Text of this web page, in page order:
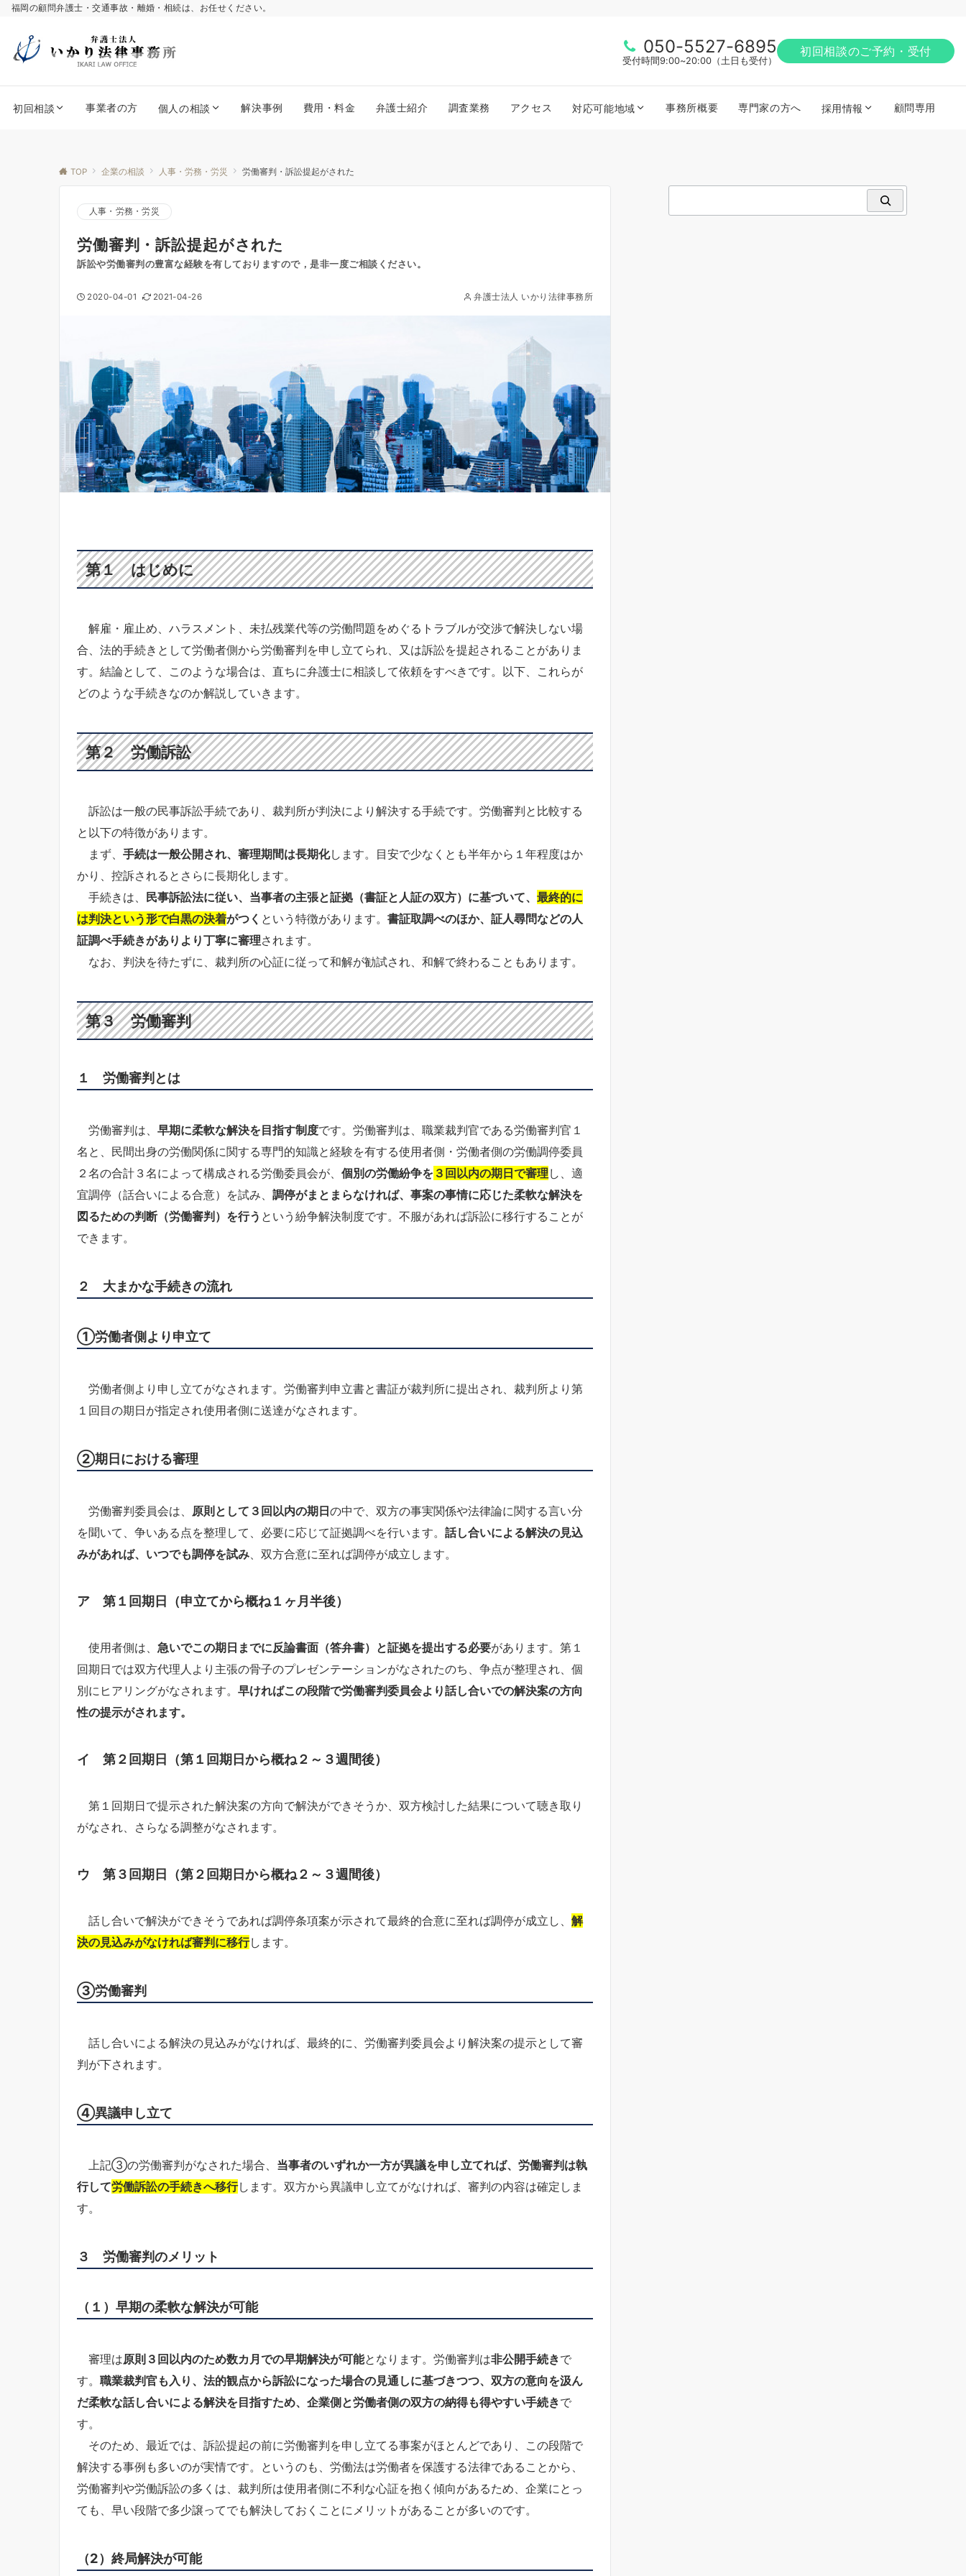
福岡の顧問弁護士・交通事故・離婚・相続は、お任せください。
050-5527-6895
受付時間9:00~20:00（土日も受付）
初回相談のご予約・受付
初回相談 事業者の方 個人の相談 解決事例 費用・料金 弁護士紹介 調査業務 アクセス 対応可能地域 事務所概要 専門家の方へ 採用情報 顧問専用
TOP 企業の相談 人事・労務・労災 労働審判・訴訟提起がされた
人事・労務・労災
労働審判・訴訟提起がされた
訴訟や労働審判の豊富な経験を有しておりますので，是非一度ご相談ください。
2020-04-01 2021-04-26 弁護士法人 いかり法律事務所
第１ はじめに
解雇・雇止め、ハラスメント、未払残業代等の労働問題をめぐるトラブルが交渉で解決しない場
合、法的手続きとして労働者側から労働審判を申し立てられ、又は訴訟を提起されることがありま
す。結論として、このような場合は、直ちに弁護士に相談して依頼をすべきです。以下、これらが
どのような手続きなのか解説していきます。
第２ 労働訴訟
訴訟は一般の民事訴訟手続であり、裁判所が判決により解決する手続です。労働審判と比較する
と以下の特徴があります。
まず、 手続は一般公開され、審理期間は長期化します。目安で少なくとも半年から１年程度はか
かり、控訴されるとさらに長期化します。
手続きは、
民事訴訟法に従い、当事者の主張と証拠（書証と人証の双方）に基づいて、 最終的に
は判決という形で白黒の決着がつく という特徴があります。 書証取調べのほか、証人尋問などの人
証調べ手続きがありより丁寧に審理されます。
なお、判決を待たずに、裁判所の心証に従って和解が勧試され、和解で終わることもあります。
第３ 労働審判
１ 労働審判とは
労働審判は、 早期に柔軟な解決を目指す制度です。労働審判は、職業裁判官である労働審判官１
名と、民間出身の労働関係に関する専門的知識と経験を有する使用者側・労働者側の労働調停委員
２名の合計３名によって構成される労働委員会が、 個別の労働紛争を ３回以内の期日で審理 し、適
宜調停（話合いによる合意）を試み、 調停がまとまらなければ、事案の事情に応じた柔軟な解決を
図るための判断（労働審判）を行う という紛争解決制度です。不服があれば訴訟に移行することが
できます。
２ 大まかな手続きの流れ
①労働者側より申立て
労働者側より申し立てがなされます。労働審判申立書と書証が裁判所に提出され、裁判所より第
１回目の期日が指定され使用者側に送達がなされます。
②期日における審理
労働審判委員会は、 原則として３回以内の期日の中で、双方の事実関係や法律論に関する言い分
を聞いて、争いある点を整理して、必要に応じて証拠調べを行います。 話し合いによる解決の見込
みがあれば、いつでも調停を試み、双方合意に至れば調停が成立します。
ア 第１回期日（申立てから概ね１ヶ月半後）
使用者側は、 急いでこの期日までに反論書面（答弁書）と証拠を提出する必要があります。第１
回期日では双方代理人より主張の骨子のプレゼンテーションがなされたのち、争点が整理され、個
別にヒアリングがなされます。 早ければこの段階で労働審判委員会より話し合いでの解決案の方向
性の提示がされます。
イ 第２回期日（第１回期日から概ね２～３週間後）
第１回期日で提示された解決案の方向で解決ができそうか、双方検討した結果について聴き取り
がなされ、さらなる調整がなされます。
ウ 第３回期日（第２回期日から概ね２～３週間後）
話し合いで解決ができそうであれば調停条項案が示されて最終的合意に至れば調停が成立し、 解
決の見込みがなければ審判に移行します。
③労働審判
話し合いによる解決の見込みがなければ、最終的に、労働審判委員会より解決案の提示として審
判が下されます。
④異議申し立て
上記③の労働審判がなされた場合、 当事者のいずれか一方が異議を申し立てれば、労働審判は執
行して労働訴訟の手続きへ移行します。双方から異議申し立てがなければ、審判の内容は確定しま
す。
３ 労働審判のメリット
（１）早期の柔軟な解決が可能
審理は原則３回以内のため数カ月での早期解決が可能となります。労働審判は非公開手続きで
す。 職業裁判官も入り、法的観点から訴訟になった場合の見通しに基づきつつ、双方の意向を汲ん
だ柔軟な話し合いによる解決を目指すため、企業側と労働者側の双方の納得も得やすい手続きで
す。
そのため、最近では、訴訟提起の前に労働審判を申し立てる事案がほとんどであり、この段階で
解決する事例も多いのが実情です。というのも、労働法は労働者を保護する法律であることから、
労働審判や労働訴訟の多くは、裁判所は使用者側に不利な心証を抱く傾向があるため、企業にとっ
ても、早い段階で多少譲ってでも解決しておくことにメリットがあることが多いのです。
（2）終局解決が可能